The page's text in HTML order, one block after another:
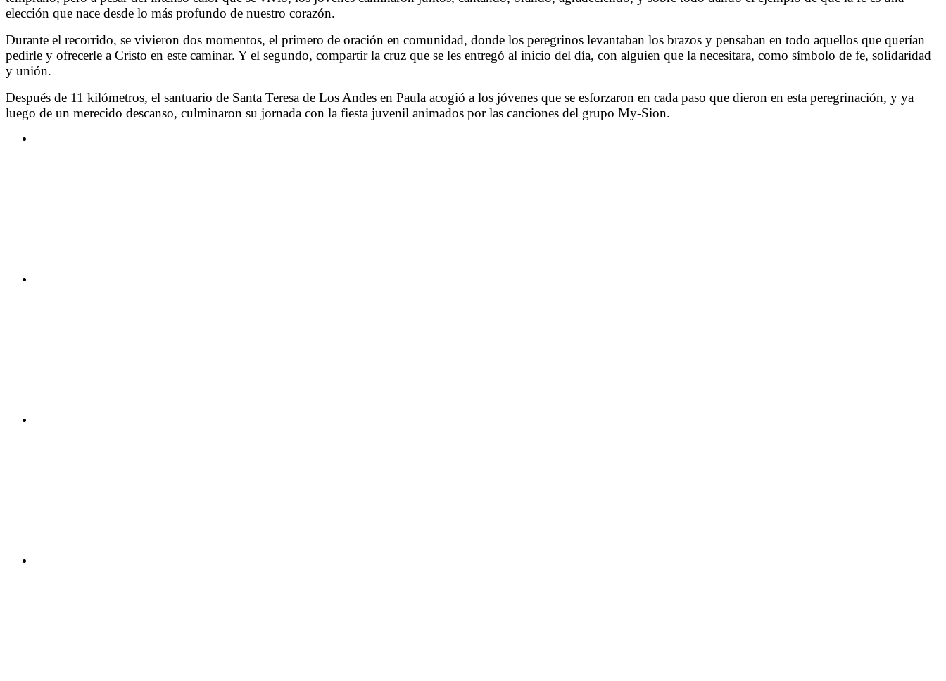
elección que nace desde lo más profundo de nuestro corazón.
Durante el recorrido, se vivieron dos momentos, el primero de oración en comunidad, donde los peregrinos levantaban los brazos y pensaban en todo aquellos que querían
pedirle y ofrecerle a Cristo en este caminar. Y el segundo, compartir la cruz que se les entregó al inicio del día, con alguien que la necesitara, como símbolo de fe, solidaridad
y unión.
Después de 11 kilómetros, el santuario de Santa Teresa de Los Andes en Paula acogió a los jóvenes que se esforzaron en cada paso que dieron en esta peregrinación, y ya
luego de un merecido descanso, culminaron su jornada con la fiesta juvenil animados por las canciones del grupo My-Sion.